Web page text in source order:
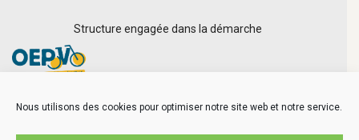
Nous utilisons des cookies pour optimiser notre site web et notre service.
Structure engagée dans la démarche